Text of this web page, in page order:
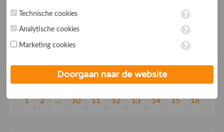
Internet Marketing Maastricht: Mensen zoeken op
het internet naar een specifiek product of dienst. Het
is belangrijk dat u aanwezig bent waar uw doelgroep
1 2 ... 10 11 12 13 14 15 16
marketing cookies worden persoonsgegevens verwerkt. Je geeft
toestemming voor deze verwerking wanneer je hieronder een
op ieder moment aanpassen in de
. Lees voor meer
Technische cookies
Analytische cookies
Marketing cookies
Doorgaan naar de website